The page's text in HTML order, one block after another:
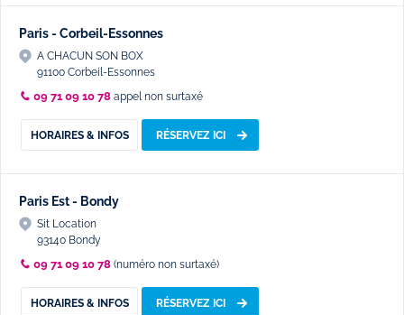
Paris - Corbeil-Essonnes
A CHACUN SON BOX
91100 Corbeil-Essonnes
09 71 09 10 78 appel non surtaxé
HORAIRES & INFOS RÉSERVEZ ICI
Paris Est - Bondy
Sit Location
93140 Bondy
09 71 09 10 78 (numéro non surtaxé)
HORAIRES & INFOS RÉSERVEZ ICI